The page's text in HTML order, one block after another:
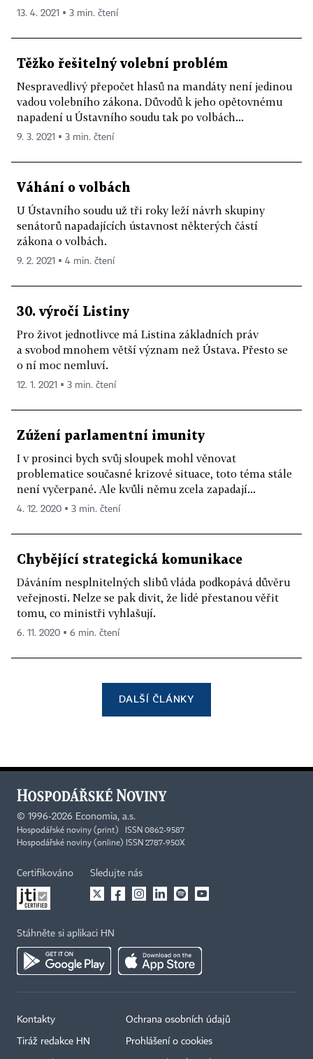
13. 4. 2021 ▪ 3 min. čtení
Těžko řešitelný volební problém
Nespravedlivý přepočet hlasů na mandáty není jedinou
vadou volebního zákona. Důvodů k jeho opětovnému
napadení u Ústavního soudu tak po volbách...
9. 3. 2021 ▪ 3 min. čtení
Váhání o volbách
U Ústavního soudu už tři roky leží návrh skupiny
senátorů napadajících ústavnost některých částí
zákona o volbách.
9. 2. 2021 ▪ 4 min. čtení
30. výročí Listiny
Pro život jednotlivce má Listina základních práv
a svobod mnohem větší význam než Ústava. Přesto se
o ní moc nemluví.
12. 1. 2021 ▪ 3 min. čtení
Zúžení parlamentní imunity
I v prosinci bych svůj sloupek mohl věnovat
problematice současné krizové situace, toto téma stále
není vyčerpané. Ale kvůli němu zcela zapadají...
4. 12. 2020 ▪ 3 min. čtení
Chybějící strategická komunikace
Dáváním nesplnitelných slibů vláda podkopává důvěru
veřejnosti. Nelze se pak divit, že lidé přestanou věřit
tomu, co ministři vyhlašují.
6. 11. 2020 ▪ 6 min. čtení
DALŠÍ ČLÁNKY
© 1996-2026 Economia, a.s.
Hospodářské noviny (print) ISSN 0862-9587
Hospodářské noviny (online) ISSN 2787-950X
Certifikováno Sledujte nás
Stáhněte si aplikaci HN
Kontakty
Tiráž redakce HN
Ochrana osobních údajů
Prohlášení o cookies